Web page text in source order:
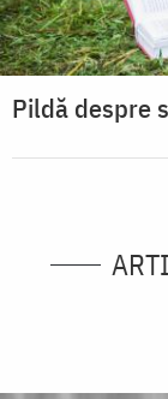
Pildă despre